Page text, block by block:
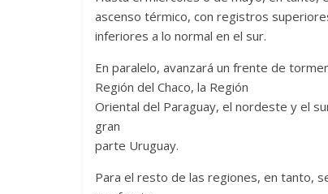
ascenso térmico, con registros
inferiores a lo normal en el sur.
En paralelo, avanzará un frente de
Región del Chaco, la Región
Oriental del Paraguay, el nordeste y el
gran
parte Uruguay.
Para el resto de las regiones, en tanto,